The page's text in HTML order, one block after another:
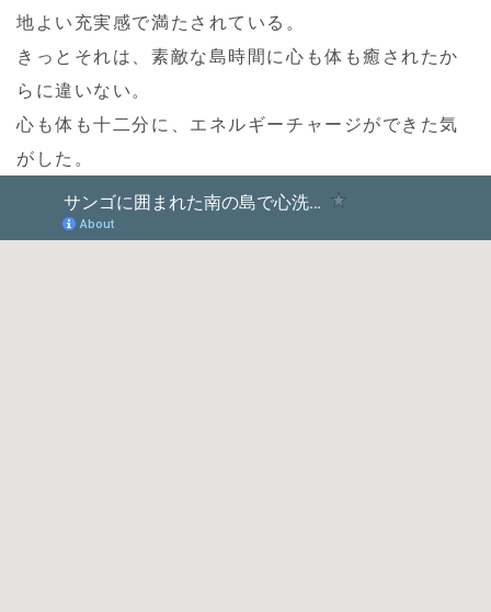
地よい充実感で満たされている。
きっとそれは、素敵な島時間に心も体も癒されたか
らに違いない。
心も体も十二分に、エネルギーチャージができた気
がした。